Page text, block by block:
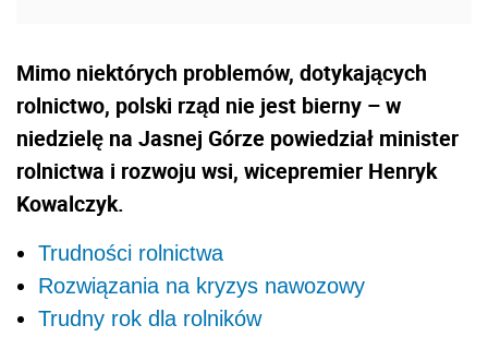
Mimo niektórych problemów, dotykających
rolnictwo, polski rząd nie jest bierny – w
niedzielę na Jasnej Górze powiedział minister
rolnictwa i rozwoju wsi, wicepremier Henryk
Kowalczyk.
Trudności rolnictwa
Rozwiązania na kryzys nawozowy
Trudny rok dla rolników